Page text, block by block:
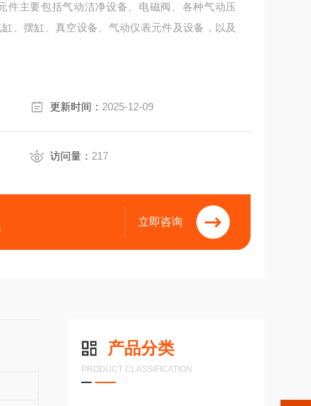
件主要包括气动洁净设备、电磁阀、各种气动压
、摆缸、真空设备、气动仪表元件及设备，以及
更新时间： 2025-12-09
访问量： 217
立即咨询
产品分类
PRODUCT CLASSIFICATION